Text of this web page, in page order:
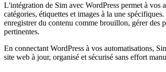
L'intégration de Sim avec WordPress permet à vos
catégories, étiquettes et images à la une
enregistrer du contenu comme brouillon, gérer des
pertinentes.
En connectant WordPress à vos automatisations,
site web à jour, organisé et sécurisé sans effort